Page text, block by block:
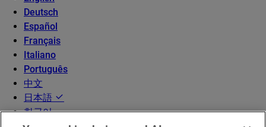
Deutsch
Español
Français
Italiano
Português
中文
日本語
한국어